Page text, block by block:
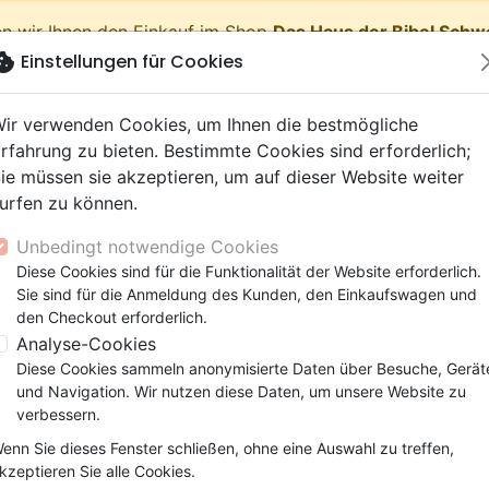
wir Ihnen den Einkauf im ShopDas Haus der Bibel
Neuheiten
Testamente
Bibelstudium
Segond 21
Darby
(Religion,
Wachstum
Gemeinde
Kinder
Kinder-, Erwachsenenarbeit
Leiden, Seelsorge
Gesundheit
Gemeinde
Ehe
Andachten
Leiden, Seelsorge
Wissenschaften)
Bibeln
9 Jahre
Jahre
Jugendliche, Teenager
Bibeln
Latino, Folk
Soul
Rap, Hip-hop
Instrumental
Pop, Rock
Konferenz
Spielfilm
Dokumentarfilm, Reportage
Spiele, Unterhaltung
Bibelhüllen
Fondements du christianisme (Les)
Les Fondements du
Autor :Clive Staples Lewis
Artikel-Nr.LLBF2226 EAN9782850315800
Ligue pour la Lecture de la Bible
Beschreibung Artikeldetails
Einstellungen für Cookies
verwenden Cookies, um Ihnen die bestmögliche
zu bieten. Bestimmte Cookies sind erforderlich;
müssen sie akzeptieren, um auf dieser Website weiter
zu können.
Unbedingt notwendige Cookies
Diese Cookies sind für die Funktionalität der Website erforderlich.
Sie sind für die Anmeldung des Kunden, den Einkaufswagen und
den Checkout erforderlich.
Analyse-Cookies
Diese Cookies sammeln anonymisierte Daten über Besuche,
und Navigation. Wir nutzen diese Daten, um unsere Website zu
verbessern.
Sie dieses Fenster schließen, ohne eine Auswahl zu treffen,
Sie alle Cookies.